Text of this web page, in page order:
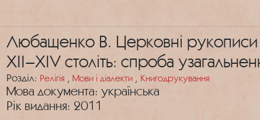
Любащенко В. Церковні рукописи
XII–XIV століть: спроба
Розділ: Релігія Мови і діалекти Книгодрукування
Мова документа: українська
Рік видання: 2011